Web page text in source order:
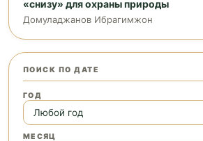
«снизу» для охраны природы
Домуладжанов Ибрагимжон
ПОИСК ПО ДАТЕ
ГОД
МЕСЯЦ